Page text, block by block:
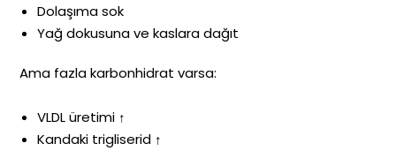
Dolaşıma sok
Yağ dokusuna ve kaslara dağıt
Ama fazla karbonhidrat varsa:
VLDL üretimi ↑
Kandaki trigliserid ↑